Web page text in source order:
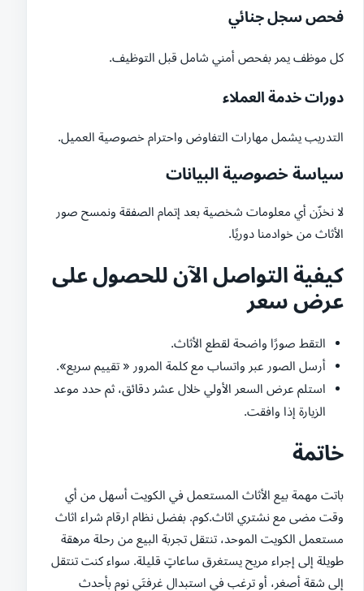
فحص سجل جنائي
كل موظف يمر بفحص أمني شامل قبل التوظيف.
دورات خدمة العملاء
التدريب يشمل مهارات التفاوض واحترام خصوصية العميل.
سياسة خصوصية البيانات
لا نخزّن أي معلومات شخصية بعد إتمام الصفقة ونمسح صور
الأثاث من خوادمنا دوريًا.
كيفية التواصل الآن للحصول على
عرض سعر
التقط صورًا واضحة لقطع الأثاث.
أرسل الصور عبر واتساب مع كلمة المرور « تقييم سريع».
استلم عرض السعر الأولي خلال عشر دقائق، ثم حدد موعد
الزيارة إذا وافقت.
خاتمة
باتت مهمة بيع الأثاث المستعمل في الكويت أسهل من أي
وقت مضى مع نشتري اثاث.كوم. بفضل نظام ارقام شراء اثاث
مستعمل الكويت الموحد، تنتقل تجربة البيع من رحلة مرهقة
طويلة إلى إجراء مريح يستغرق ساعاتٍ قليلة. سواء كنت تنتقل
إلى شقة أصغر، أو ترغب في استبدال غرفتَي نوم بأحدث